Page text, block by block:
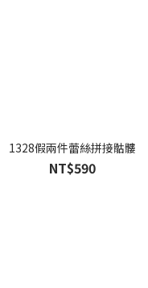
1328假兩件蕾絲拼接骷髏
NT$590